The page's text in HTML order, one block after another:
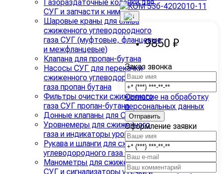
Газораздаточные колонки для
СУГ и запчасти к ним
Шаровые краны для слива
сжиженного углеводородного
газа СУГ (муфтовые, фланцевые
и межфланцевые)
Клапана для пропан-бутана
Насосы СУГ для перекачки
сжиженного углеводородного
газа пропан бутана
Фильтры очистки сжиженного
газа СУГ пропан-бутана
Донные клапаны для СУГ
Уровнемеры для сжиженного
газа и индикаторы уровня СУГ
Рукава и шланги для сжиженного
углеводородного газа СУГ
Манометры для сжиженного газа
СУГ и сигнализаторы утечки и
9850 ₽
Заказ звонка
Согласие на обработку
персональных данных
Оформление заявки